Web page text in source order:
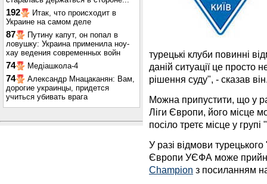
192
Итак, что происходит в
Украине на самом деле
87
Путину капут, он попал в
ловушку: Украина применила ноу-
хау ведения современных войн
74 Медіашкола-4
74
Александр Мнацаканян: Вам,
дорогие украинцы, придется
учиться убивать врага
турецькі клуби повинні
даній ситуації це просто
рішення суду", - сказав
Можна припустити, що у
Ліги Європи, його місце
посіло третє місце у
У разі відмови
Європи УЄФА може
Champion з посиланням